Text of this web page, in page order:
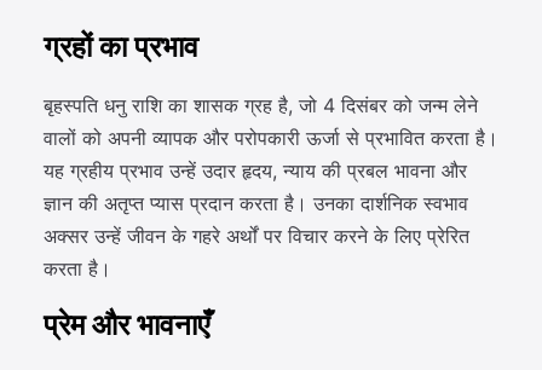
ग्रहों का प्रभाव
बृहस्पति धनु राशि का शासक ग्रह है, जो 4 दिसंबर को जन्म लेने
वालों को अपनी व्यापक और परोपकारी ऊर्जा से प्रभावित करता है।
यह ग्रहीय प्रभाव उन्हें उदार हृदय, न्याय की प्रबल भावना और
ज्ञान की अतृप्त प्यास प्रदान करता है। उनका दार्शनिक स्वभाव
अक्सर उन्हें जीवन के गहरे अर्थों पर विचार करने के लिए प्रेरित
करता है।
प्रेम और भावनाएँ